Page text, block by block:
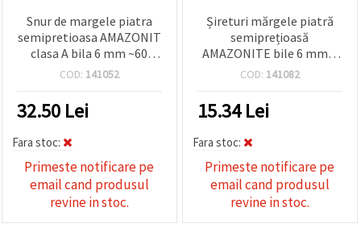
Snur de margele piatra
semipretioasa AMAZONIT
clasa A bila 6 mm ~60
bucati
COD: 141052
32.50 Lei
Fara stoc:
Primeste notificare pe
email cand produsul
revine in stoc.
Șireturi mărgele piatră
semiprețioasă
AMAZONITE bile 6 mm ~
65 bucăți
COD: 141082
15.34Lei
Fara stoc:
Primeste notificare pe
email cand produsul
revine in stoc.